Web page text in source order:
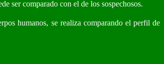
ser comparado con el de los sospechosos.
humanos, se realiza comparando el perfil de